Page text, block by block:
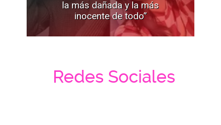
la más dañada y la más
inocente de todo”
Redes Sociales